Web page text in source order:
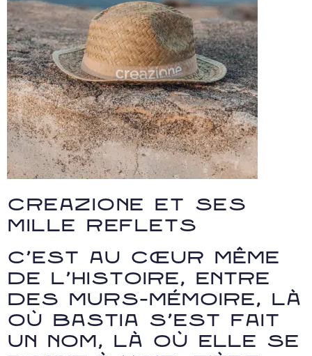
Creazione et ses
mille reflets
C’est au cœur même
de l’Histoire, entre
des murs-mémoire, là
où Bastia s’est fait
un nom, là où elle se